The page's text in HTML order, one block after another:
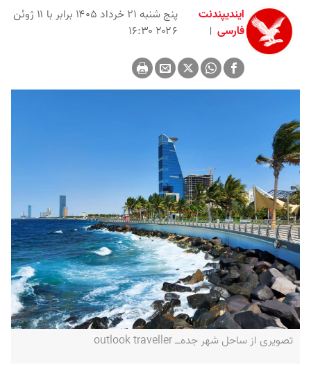
ایندیپندنت
فارسی
پنج شنبه ۲۱ خرداد ۱۴۰۵ برابر با ۱۱ ژوئن
۲۰۲۶ ۱۶:۳۰
تصویری از ساحل شهر جده‌ــ outlook traveller